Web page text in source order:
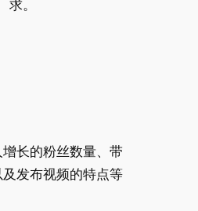
求。
长的粉丝数量、带
发布视频的特点等